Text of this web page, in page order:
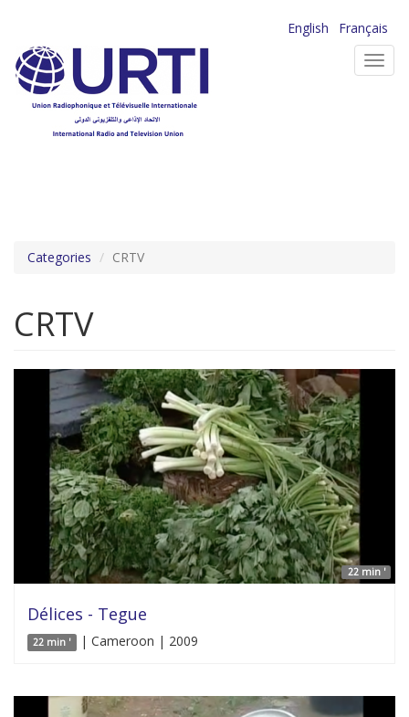
contenu
principal
English
Français
Categories CRTV
CRTV
22 min '
Délices - Tegue
22 min ' | Cameroon | 2009